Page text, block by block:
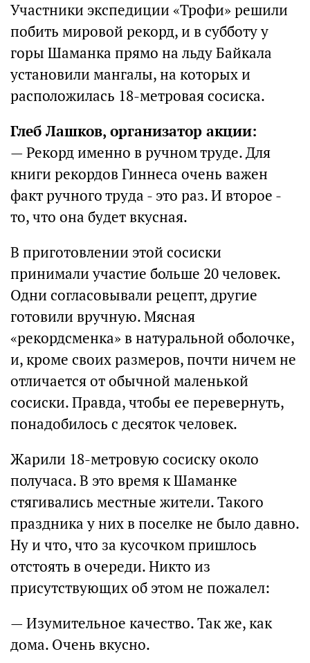
Участники экспедиции «Трофи» решили
побить мировой рекорд, и в субботу у
горы Шаманка прямо на льду Байкала
установили мангалы, на которых и
расположилась 18-метровая сосиска.
Глеб Лашков, организатор акции:
— Рекорд именно в ручном труде. Для
книги рекордов Гиннеса очень важен
факт ручного труда - это раз. И второе -
то, что она будет вкусная.
В приготовлении этой сосиски
принимали участие больше 20 человек.
Одни согласовывали рецепт, другие
готовили вручную. Мясная
«рекордсменка» в натуральной оболочке,
и, кроме своих размеров, почти ничем не
отличается от обычной маленькой
сосиски. Правда, чтобы ее перевернуть,
понадобилось с десяток человек.
Жарили 18-метровую сосиску около
получаса. В это время к Шаманке
стягивались местные жители. Такого
праздника у них в поселке не было давно.
Ну и что, что за кусочком пришлось
отстоять в очереди. Никто из
присутствующих об этом не пожалел:
— Изумительное качество. Так же, как
дома. Очень вкусно.